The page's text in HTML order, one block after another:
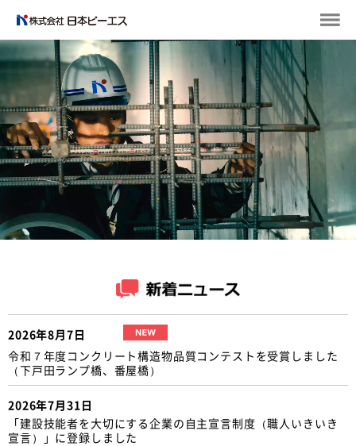
2026年8月7日
令和７年度コンクリート構造物品質コンテストを受賞しました
（下戸田ランプ橋、番屋橋）
2026年7月31日
「建設技能者を大切にする企業の自主宣言制度（職人いきいき
宣言）」に登録しました